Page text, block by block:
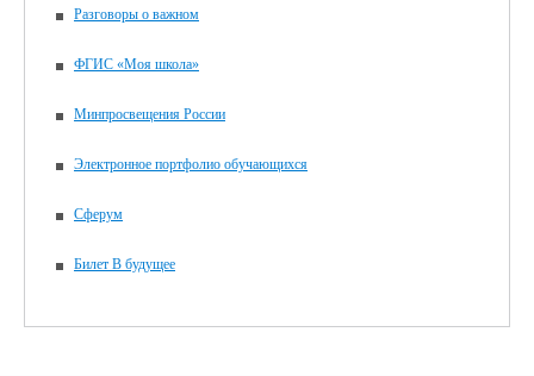
Разговоры о важном
ФГИС «Моя школа»
Минпросвещения России
Электронное портфолио обучающихся
Сферум
Билет В будущее